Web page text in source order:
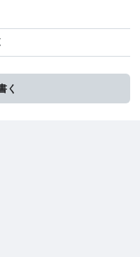
く